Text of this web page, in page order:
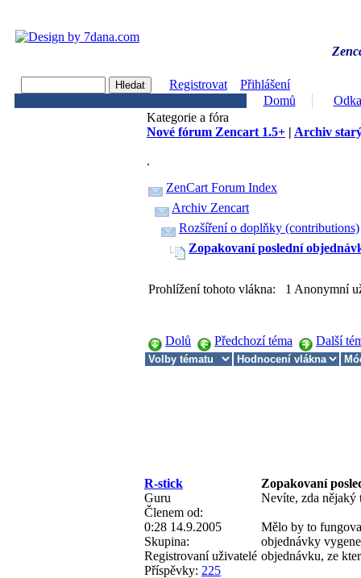
Registrovat
Přihlášení
Domů
Kategorie a fóra
Nové fórum Zencart 1.5+ | Archiv
.
ZenCart Forum Index
Archiv Zencart
Rozšíření o doplňky (contributions)
Zopakovaní poslední
Prohlížení tohoto vlákna: 1 Anonymní
Dolů Předchozí téma Další
R-stick
Zopakovaní
Guru
Členem od:
0:28 14.9.2005
Skupina:
Registrovaní uživatelé
Příspěvky: 225
Nevíte, zda nějaký
Mělo by to
objednávky
objednávku, ze